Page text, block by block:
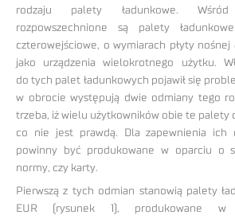
rodzaju palety ładunkowe.
rozpowszechnione są palety
czterowejściowe, o wymiarach płyty
jako urządzenia wielokrotnego użytku.
do tych palet ładunkowych pojawił się
w obrocie występują dwie odmiany tego
trzeba, iż wielu użytkowników obie te palety
co nie jest prawdą. Dla zapewnienia ich
powinny być produkowane w oparciu o
normy, czy karty.
Pierwszą z tych odmian stanowią palety
EUR (rysunek 1), produkowane